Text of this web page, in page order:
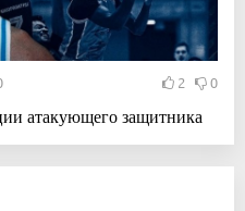
2 0
атакующего защитника